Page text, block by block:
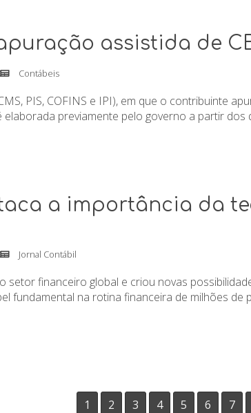
assistida de
Contábeis
PIS, COFINS e IPI), em que o contribuinte
previamente pelo governo a partir
a importância da
Jornal Contábil
setor financeiro global e criou novas
fundamental na rotina financeira de milhões
1 2 3 4 5 6 7